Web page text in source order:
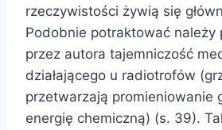
rzeczywistości żywią się
Podobnie potraktować należy
przez autora tajemniczość
działającego u radiotrofów
przetwarzają promieniowanie
energię chemiczną) (s. 39).